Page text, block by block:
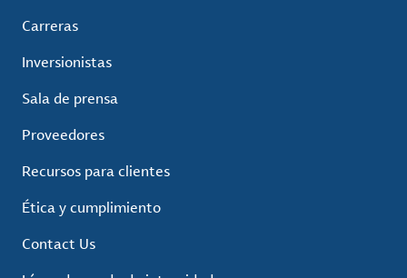
Carreras
Inversionistas
Sala de prensa
Proveedores
Recursos para clientes
Ética y cumplimiento
Contact Us